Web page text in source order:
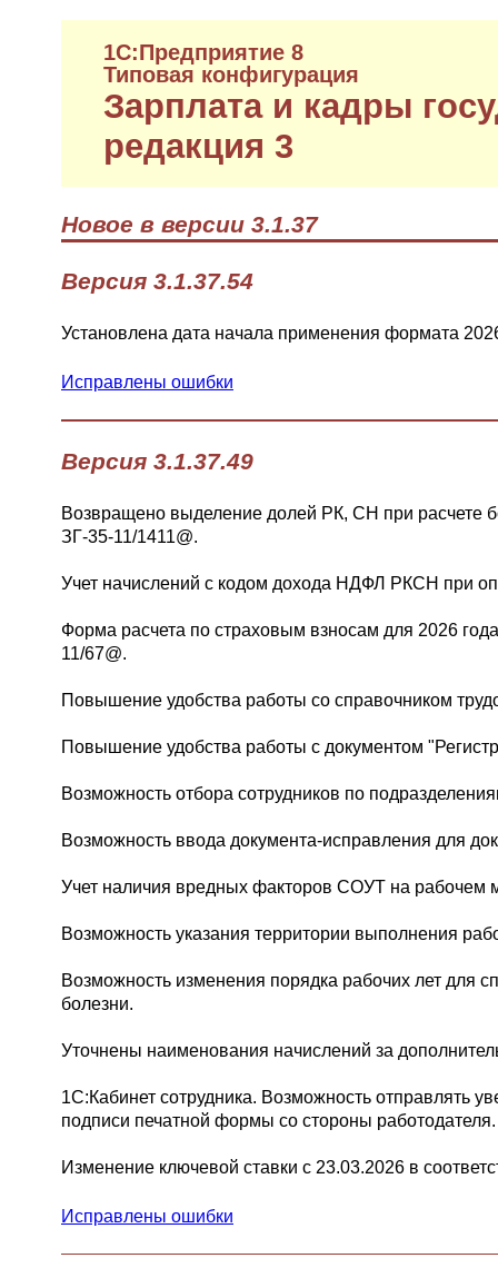
1C:Предприятие 8
Типовая конфигурация
Зарплата и кадры
редакция 3
Новое в версии 3.1.37
Версия 3.1.37.54
Установлена дата начала применения формата
Исправлены ошибки
Версия 3.1.37.49
Возвращено выделение долей РК, СН при расчете
ЗГ-35-11/1411@.
Учет начислений с кодом дохода НДФЛ РКСН при
Форма расчета по страховым взносам для 2026
11/67@.
Повышение удобства работы со справочником
Повышение удобства работы с документом
Возможность отбора сотрудников по
Возможность ввода документа-исправления для
Учет наличия вредных факторов СОУТ на
Возможность указания территории выполнения
Возможность изменения порядка рабочих лет для
болезни.
Уточнены наименования начислений за
1С:Кабинет сотрудника. Возможность отправлять
подписи печатной формы со стороны работодателя.
Изменение ключевой ставки с 23.03.2026 в
Исправлены ошибки